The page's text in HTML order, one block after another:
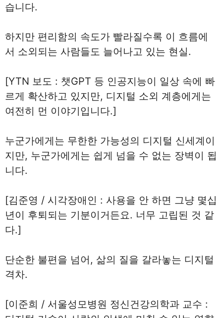
습니다.
하지만 편리함의 속도가 빨라질수록 이 흐름에
서 소외되는 사람들도 늘어나고 있는 현실.
[YTN 보도 : 챗GPT 등 인공지능이 일상 속에 빠
르게 확산하고 있지만, 디지털 소외 계층에게는
여전히 먼 이야기입니다.]
누군가에게는 무한한 가능성의 디지털 신세계이
지만, 누군가에게는 쉽게 넘을 수 없는 장벽이 됩
니다.
[김준영 / 시각장애인 : 사용을 안 하면 그냥 몇십
년이 후퇴되는 기분이거든요. 너무 고립된 것 같
다.]
단순한 불편을 넘어, 삶의 질을 갈라놓는 디지털
격차.
[이준희 / 서울성모병원 정신건강의학과 교수 :